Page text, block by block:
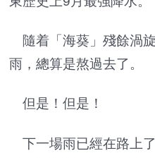
隨着「海葵」殘餘渦
雨，總算是熬過去了。
但是！但是！
下一場雨已經在路上